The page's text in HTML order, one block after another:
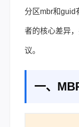
分区mbr和guid
者的核心差异
议。
一、